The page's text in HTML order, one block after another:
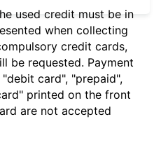
used credit must be in
when collecting
credit cards,
be requested. Payment
card", "prepaid",
printed on the front
are not accepted